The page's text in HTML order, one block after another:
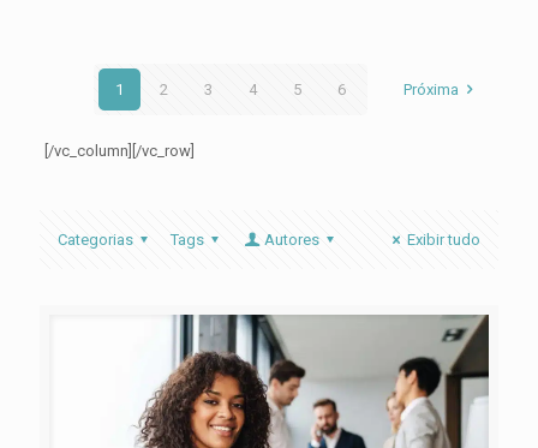
1 2 3 4 5 6 Próxima
[/vc_column][/vc_row]
Categorias Tags Autores Exibir tudo